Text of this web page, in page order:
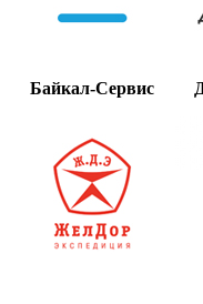
Байкал-Сервис